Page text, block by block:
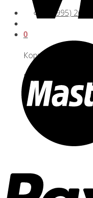
+7 (995) 260-
0
Корзина
Корзина пуста.